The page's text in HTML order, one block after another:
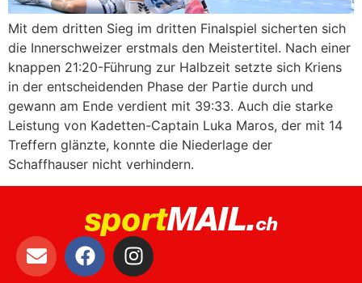
Mit dem dritten Sieg im dritten Finalspiel sicherten sich
die Innerschweizer erstmals den Meistertitel. Nach einer
knappen 21:20-Führung zur Halbzeit setzte sich Kriens
in der entscheidenden Phase der Partie durch und
gewann am Ende verdient mit 39:33. Auch die starke
Leistung von Kadetten-Captain Luka Maros, der mit 14
Treffern glänzte, konnte die Niederlage der
Schaffhauser nicht verhindern.